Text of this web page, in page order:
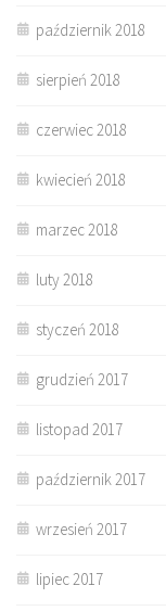
październik 2018
sierpień 2018
czerwiec 2018
kwiecień 2018
marzec 2018
luty 2018
styczeń 2018
grudzień 2017
listopad 2017
październik 2017
wrzesień 2017
lipiec 2017